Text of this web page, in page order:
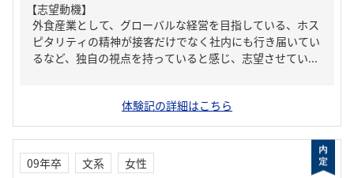
【志望動機】
外食産業として、グローバルな経営を目指している、ホス
ピタリティの精神が接客だけでなく社内にも行き届いてい
るなど、独自の視点を持っていると感じ、志望させてい...
体験記の詳細はこちら
09年卒 文系
女性